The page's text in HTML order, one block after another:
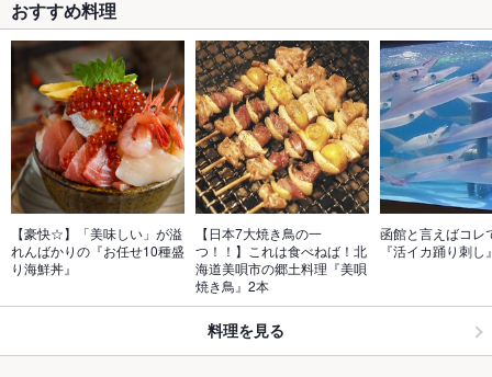
おすすめ料理
【豪快☆】「美味しい」が溢
れんばかりの『お任せ10種盛
り海鮮丼』
【日本7大焼き鳥の一
つ！！】これは食べねば！北
海道美唄市の郷土料理『美唄
焼き鳥』2本
函館と言えばコレ
『活イカ踊り刺し
料理を見る